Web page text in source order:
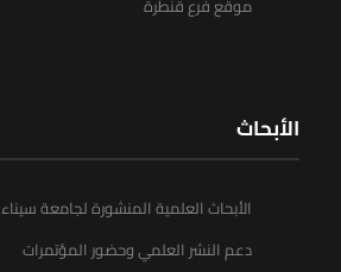
موقع فرع قنطرة
الأبحاث
الأبحاث العلمية المنشورة لجامعة سيناء
دعم النشر العلمي وحضور المؤتمرات